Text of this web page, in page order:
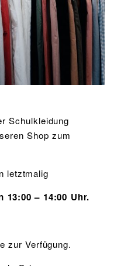
Schulbuchausleihe
Wettkämpfe
Schulkleidung
Shop zum
letztmalig
13:00 – 14:00 Uhr.
zur Verfügung.